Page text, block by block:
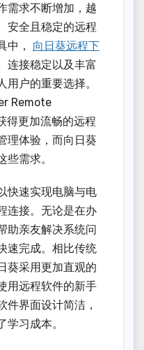
需求不断增加，越
安全且稳定的远程
中， 向日葵远程下
连接稳定以及丰富
户的重要选择。
Remote
得更加流畅的远程
理体验，而向日葵
需求。
快速实现电脑与电
连接。无论是在办
助亲友解决系统问
速完成。相比传统
葵采用更加直观的
用远程软件的新手
件界面设计简洁，
习成本。